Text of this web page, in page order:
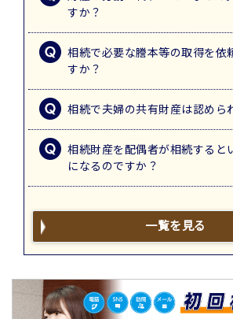
すか？
相続で必要な謄本等の取得を依
すか？
相続で夫婦の共有財産は認めら
相続財産を配偶者が相続すると
になるのですか？
一覧を見る